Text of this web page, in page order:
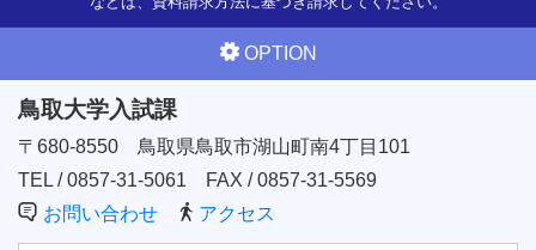
OPTION
鳥取大学入試課
〒680-8550
鳥取県鳥取市湖山町南4丁目101
TEL / 0857-31-5061
FAX / 0857-31-5569
お問い合わせ
アクセス